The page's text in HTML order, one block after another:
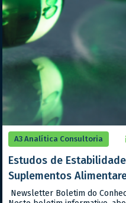
A3 Analítica Consultoria
Estudos de
Suplementos
Newsletter Boletim do